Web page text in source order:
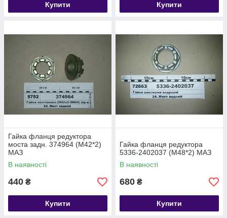
Купити Купити
Гайка фланця редуктора
моста задн. 374964 (М42*2)
МАЗ
В наявності
440 ₴
Купити
Гайка фланця редуктора
5336-2402037 (М48*2) МАЗ
В наявності
680 ₴
Купити